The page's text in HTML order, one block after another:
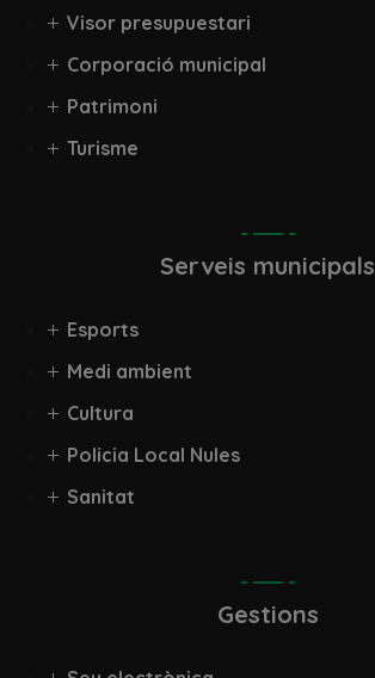
Visor presupuestari
Corporació municipal
Patrimoni
Turisme
Serveis municipals
Esports
Medi ambient
Cultura
Policia Local Nules
Sanitat
Gestions